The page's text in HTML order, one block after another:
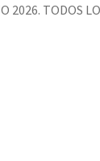
2026. TODOS